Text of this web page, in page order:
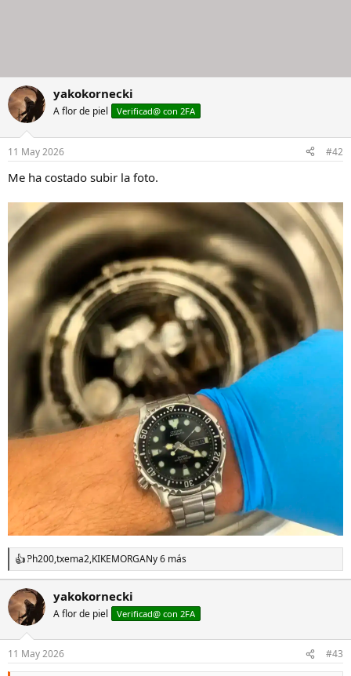
yakokornecki
A flor de piel Verificad@ con 2FA
11 May 2026 #42
Me ha costado subir la foto.
R
e
a
c
c
i
o
n
e
Ph200,txema2,KIKEMORGANy 6 más
yakokornecki
A flor de piel Verificad@ con 2FA
11 May 2026 #43